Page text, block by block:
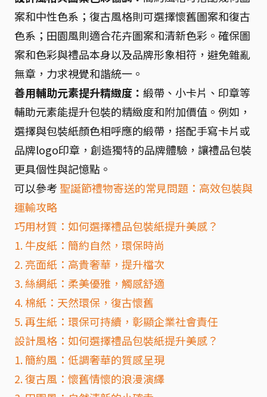
案和中性色系；復古風格則可選擇懷舊圖案和復古
色系；田園風則適合花卉圖案和清新色彩。確保圖
案和色彩與禮品本身以及品牌形象相符，避免雜亂
無章，力求視覺和諧統一。
善用輔助元素提升精緻度： 緞帶、小卡片、印章等
輔助元素能提升包裝的精緻度和附加價值。例如，
選擇與包裝紙顏色相呼應的緞帶，搭配手寫卡片或
品牌logo印章，創造獨特的品牌體驗，讓禮品包裝
更具個性與記憶點。
可以參考 聖誕節禮物寄送的常見問題：高效包裝與
運輸攻略
巧用材質：如何選擇禮品包裝紙提升美感？
1. 牛皮紙：簡約自然，環保時尚
2. 亮面紙：高貴奢華，提升檔次
3. 絲綢紙：柔美優雅，觸感舒適
4. 棉紙：天然環保，復古懷舊
5. 再生紙：環保可持續，彰顯企業社會責任
設計風格：如何選擇禮品包裝紙提升美感？
1. 簡約風：低調奢華的質感呈現
2. 復古風：懷舊情懷的浪漫演繹